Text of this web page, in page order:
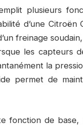
plusieurs
d’une
freinage
les capteurs
la
permet de
fonction de base,